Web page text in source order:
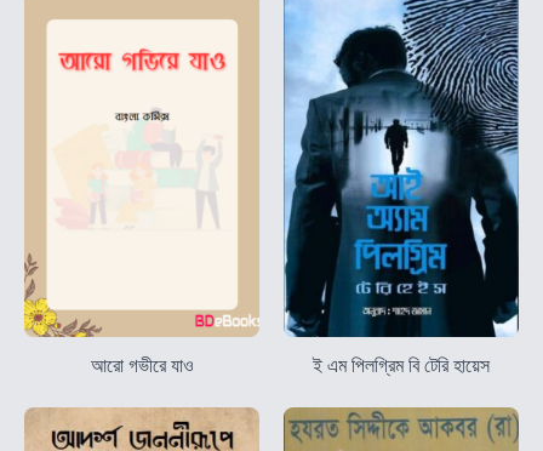
আরো গভীরে যাও ই এম পিলগ্রিম বি টেরি হায়েস